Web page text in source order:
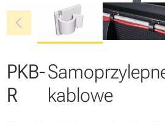
chevron_left
PKB-
R
kablowe